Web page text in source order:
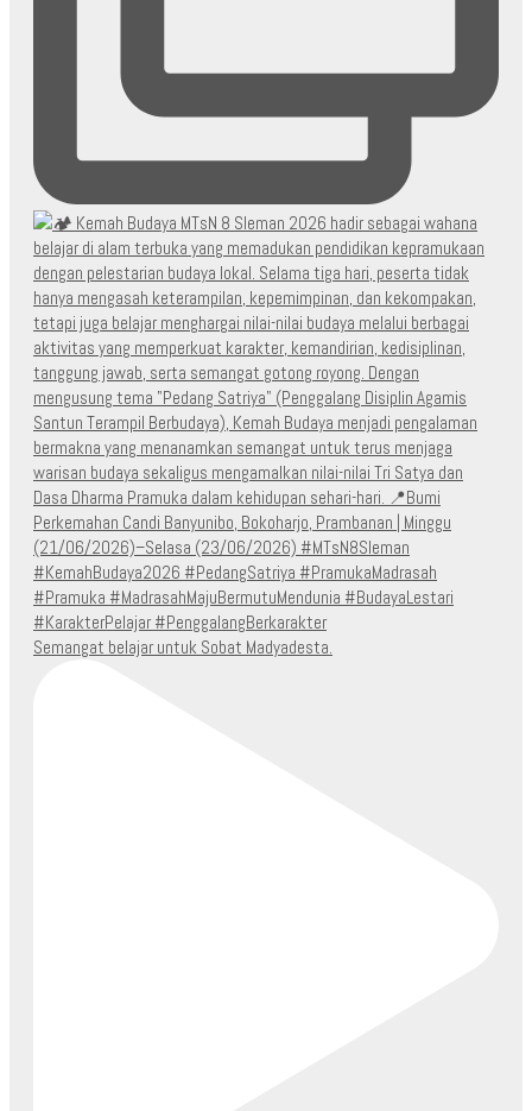
Semangat belajar untuk Sobat Madyadesta.